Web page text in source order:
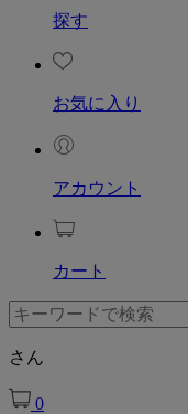
探す
お気に入り
アカウント
カート
さん
0